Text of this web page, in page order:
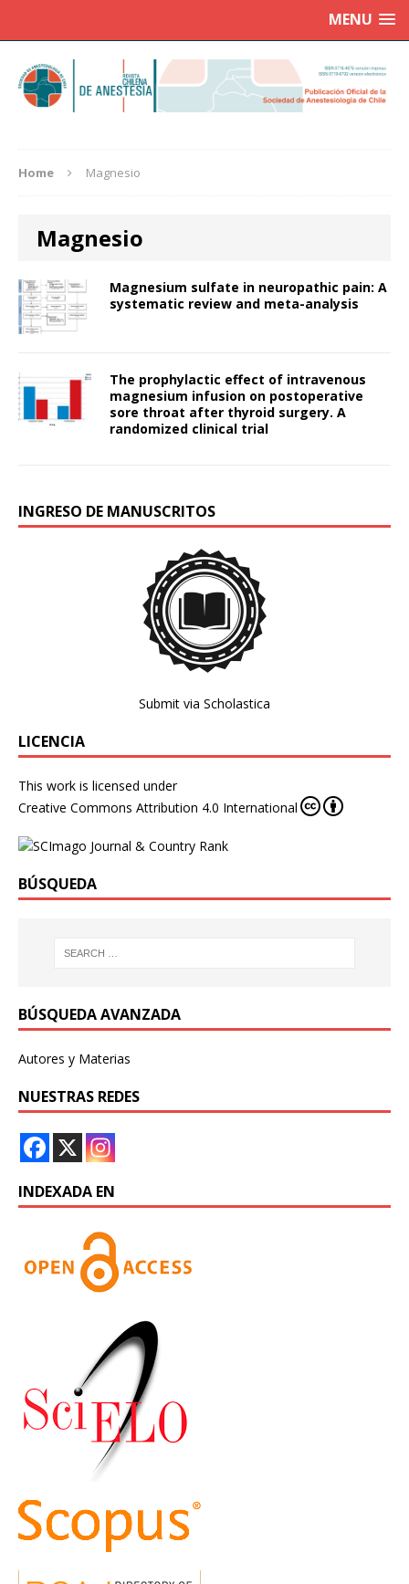
MENU
Home Magnesio
Magnesio
Magnesium sulfate in neuropathic pain: A
systematic review and meta-analysis
The prophylactic effect of intravenous
magnesium infusion on postoperative
sore throat after thyroid surgery. A
randomized clinical trial
INGRESO DE MANUSCRITOS
Submit via Scholastica
LICENCIA
This work is licensed under
Creative Commons Attribution 4.0 International
BÚSQUEDA
BÚSQUEDA AVANZADA
Autores y Materias
NUESTRAS REDES
INDEXADA EN